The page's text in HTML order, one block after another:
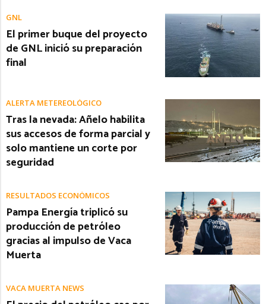
GNL
El primer buque del proyecto
de GNL inició su preparación
final
ALERTA METEREOLÓGICO
Tras la nevada: Añelo habilita
sus accesos de forma parcial y
solo mantiene un corte por
seguridad
RESULTADOS ECONÓMICOS
Pampa Energía triplicó su
producción de petróleo
gracias al impulso de Vaca
Muerta
VACA MUERTA NEWS